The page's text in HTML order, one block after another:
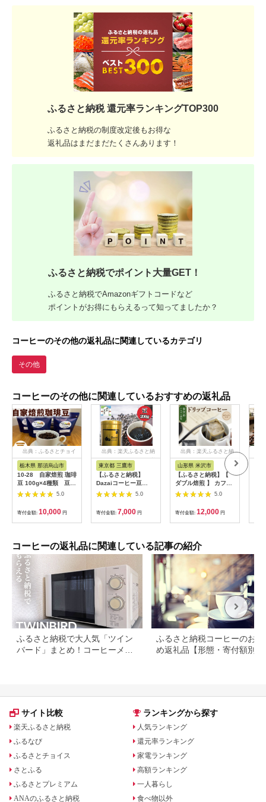
ふるさと納税 還元率ランキングTOP300
ふるさと納税の制度改定後もお得な
返礼品はまだまだたくさんあります！
ふるさと納税でポイント大量GET！
ふるさと納税でAmazonギフトコードなど
ポイントがお得にもらえるって知ってましたか？
コーヒーのその他の返礼品に関連しているカテゴリ
その他
コーヒーのその他に関連しているおすすめの返礼品
出典：ふるさとチョイ
ス
栃木県 那須烏山市
10-28 自家焙煎 珈琲
豆 100g×4種類 豆
｜ 厳選 コーヒー ブラ
ジル コロンビア グア
テマラ エチオピア
5.0
寄付金額: 10,000 円
出典：楽天ふるさと納
税
東京都 三鷹市
【ふるさと納税】
Dazaiコーヒー豆
200g（金缶） ／ コー
ヒー豆 レギュラーコ
ーヒー 自家焙煎 豆の
まま 中煎り 香ばしい
軽やか 飲みやすい 日
プ 自宅カフェ コーヒ
ー好き お取り寄せ 珈
[No.026]
5.0
寄付金額: 7,000 円
出典：楽天ふるさと納
山形県 米沢市
【ふるさと納税】【
ダブル焙煎 】 カフェ
インレス ドリップバ
ッグコーヒー ( デカフ
ェ ) 24袋 珈琲 鷲コー
ヒー ドリップ ドリッ
プコーヒー コロンビ
ンレスコーヒー ギフ
ト 飲料 送料無料 山形
県 米沢市
5.0
寄付金額: 12,000 円
コーヒーの返礼品に関連している記事の紹介
ふるさと納税で大人気「ツイン
バード」まとめ！コーヒーメー
ふるさと納税コーヒーのおす
め返礼品【形態・寄付額別に
サイト比較
楽天ふるさと納税
ふるなび
ふるさとチョイス
さとふる
ふるさとプレミアム
ANAのふるさと納税
ランキングから探す
人気ランキング
還元率ランキング
家電ランキング
高額ランキング
一人暮らし
食べ物以外